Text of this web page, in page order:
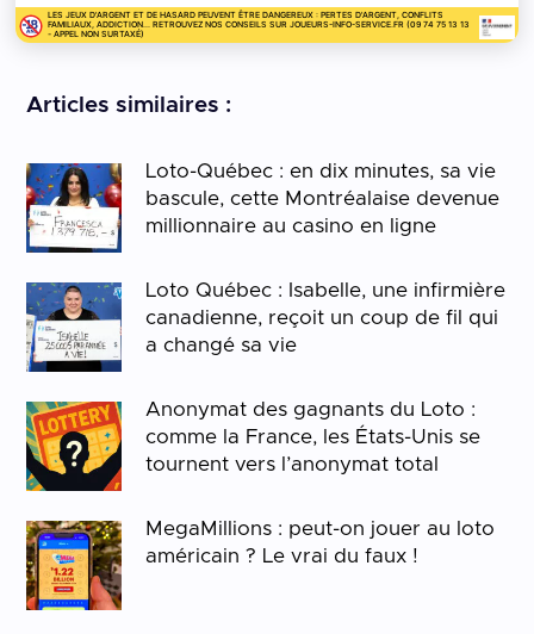
LES JEUX D'ARGENT ET DE HASARD PEUVENT ÊTRE DANGEREUX : PERTES D'ARGENT, CONFLITS
FAMILIAUX, ADDICTION... RETROUVEZ NOS CONSEILS SUR JOUEURS-INFO-SERVICE.FR (09 74 75 13 13
- APPEL NON SURTAXÉ)
Articles similaires :
Loto-Québec : en dix minutes, sa vie
bascule, cette Montréalaise devenue
millionnaire au casino en ligne
Loto Québec : Isabelle, une infirmière
canadienne, reçoit un coup de fil qui
a changé sa vie
Anonymat des gagnants du Loto :
comme la France, les États-Unis se
tournent vers l’anonymat total
MegaMillions : peut-on jouer au loto
américain ? Le vrai du faux !